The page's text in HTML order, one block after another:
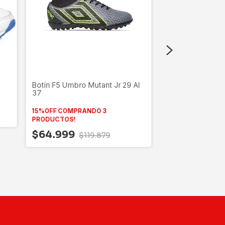
Botín F5 Umbro Mutant Jr 29 Al
37
15%OFF COMPRANDO 3
PRODUCTOS!
$64.999 $119.879
Zapatillas
Hockey 89577